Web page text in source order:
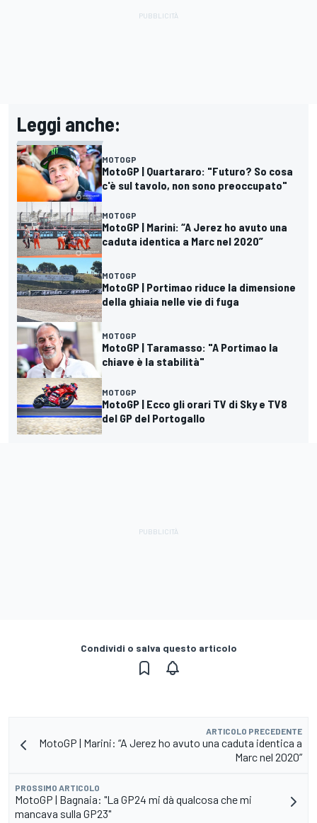
Leggi anche:
MOTOGP
MotoGP | Quartararo: "Futuro? So cosa
c'è sul tavolo, non sono preoccupato"
MOTOGP
MotoGP | Marini: “A Jerez ho avuto una
caduta identica a Marc nel 2020”
MOTOGP
MotoGP | Portimao riduce la dimensione
della ghiaia nelle vie di fuga
MOTOGP
MotoGP | Taramasso: "A Portimao la
chiave è la stabilità"
MOTOGP
MotoGP | Ecco gli orari TV di Sky e TV8
del GP del Portogallo
Condividi o salva questo articolo
ARTICOLO PRECEDENTE
MotoGP | Marini: “A Jerez ho avuto una caduta identica a
Marc nel 2020”
PROSSIMO ARTICOLO
MotoGP | Bagnaia: "La GP24 mi dà qualcosa che mi
mancava sulla GP23"